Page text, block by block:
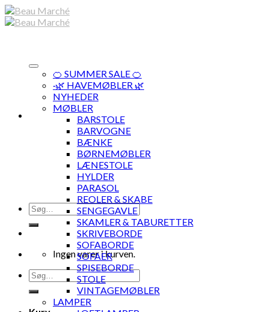
Skip
to
Søg
efter:
Ingen varer i kurven.
Søg
efter:
🍊 SUMMER SALE 🍊
·🌿 HAVEMØBLER 🌿
NYHEDER
MØBLER
BARSTOLE
BARVOGNE
BÆNKE
BØRNEMØBLER
LÆNESTOLE
HYLDER
PARASOL
REOLER & SKABE
SENGEGAVLE
SKAMLER & TABURETTER
SKRIVEBORDE
SOFABORDE
SOFAER
SPISEBORDE
STOLE
VINTAGEMØBLER
LAMPER